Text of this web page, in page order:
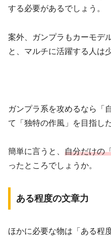
する必要があるでしょう。
案外、ガンプラもカーモデ
と、マルチに活躍する人は
ガンプラ系を攻めるなら「
て「独特の作風」を目指し
簡単に言うと、 自分だけの
ったところでしょうか。
ある程度の文章力
ほかに必要な物は「ある程